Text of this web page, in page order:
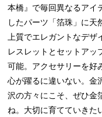
本橋』で毎回異なるアイ
したパーツ「箔珠」に天
上質でエレガントなデ
レスレットとセットアッ
可能。アクセサリーを好
心が躍るに違いない。金
沢の方々にこそ、ぜひ金
ね。大切に育てていきた